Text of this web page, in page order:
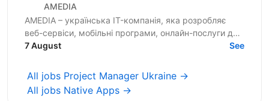
AMEDIA
AMEDIA – українська IT-компанія, яка розробляє
веб-сервіси, мобільні програми, онлайн-послуги для
бізнесу та держсектору. Наша головна мета -
7 August See
All jobs Project Manager Ukraine →
All jobs Native Apps →